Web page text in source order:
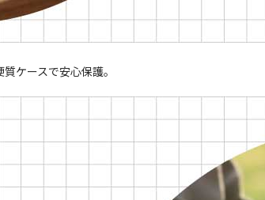
ケースで安心保護。